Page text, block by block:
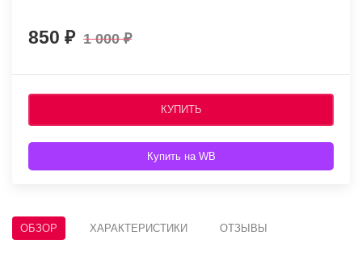
850 1 000
КУПИТЬ
Купить на WB
ОБЗОР ХАРАКТЕРИСТИКИ ОТЗЫВЫ